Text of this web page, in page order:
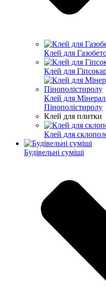
Клей для
Клей для
Клей для
Пінополістиролу
Клей для плитки
Клей для
Будівельні суміші